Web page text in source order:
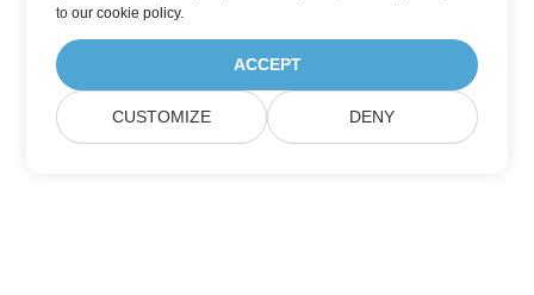
toour cookie policy.
ACCEPT
CUSTOMIZE DENY